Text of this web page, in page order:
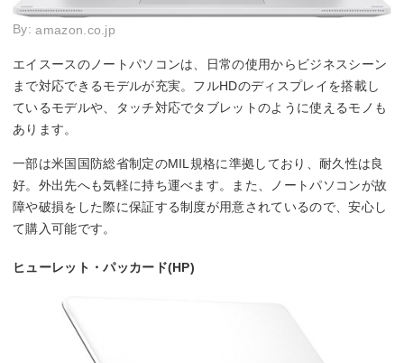
By:amazon.co.jp
エイスースのノートパソコンは、日常の使用からビジネスシーン
まで対応できるモデルが充実。フルHDのディスプレイを搭載し
ているモデルや、タッチ対応でタブレットのように使えるモノも
あります。
一部は米国国防総省制定のMIL規格に準拠しており、耐久性は良
好。外出先へも気軽に持ち運べます。また、ノートパソコンが故
障や破損をした際に保証する制度が用意されているので、安心し
て購入可能です。
ヒューレット・パッカード(HP)